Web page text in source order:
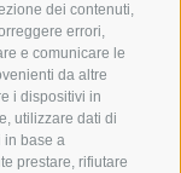
dei contenuti,
errori,
e comunicare le
da altre
i dispositivi in
utilizzare dati di
in base a
prestare, rifiutare